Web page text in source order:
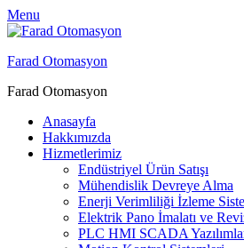
Menu
Farad Otomasyon
Farad Otomasyon
Anasayfa
Hakkımızda
Hizmetlerimiz
Endüstriyel Ürün Satışı
Mühendislik Devreye Alma
Enerji Verimliliği İzleme
Elektrik Pano İmalatı ve
PLC HMI SCADA